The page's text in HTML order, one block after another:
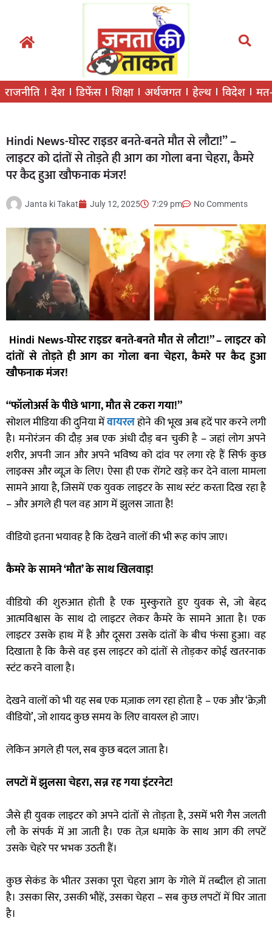
राजनीति देश डिफेंस शिक्षा अर्थजगत हेल्थ विदेश
Hindi News-घोस्ट राइडर बनते-बनते मौत से लौटा!” –
लाइटर को दांतों से तोड़ते ही आग का गोला बना चेहरा, कैमरे
पर कैद हुआ खौफनाक मंजर!
Janta ki Takat July 12, 2025 7:29 pm No Comments
Hindi News-घोस्ट राइडर बनते-बनते मौत से लौटा!” – लाइटर को
दांतों से तोड़ते ही आग का गोला बना चेहरा, कैमरे पर कैद हुआ
खौफनाक मंजर!
“फॉलोअर्स के पीछे भागा, मौत से टकरा गया!”
सोशल मीडिया की दुनिया मेंवायरलहोने की भूख अब हदें पार करने लगी
है। मनोरंजन की दौड़ अब एक अंधी दौड़ बन चुकी है – जहां लोग अपने
शरीर, अपनी जान और अपने भविष्य को दांव पर लगा रहे हैं सिर्फ कुछ
लाइक्स और व्यूज़ के लिए। ऐसा ही एक रोंगटे खड़े कर देने वाला मामला
सामने आया है, जिसमें एक युवक लाइटर के साथ स्टंट करता दिख रहा है
– और अगले ही पल वह आग में झुलस जाता है!
वीडियो इतना भयावह है कि देखने वालों की भी रूह कांप जाए।
कैमरे के सामने ‘मौत’ के साथ खिलवाड़!
वीडियो की शुरुआत होती है एक मुस्कुराते हुए युवक से, जो बेहद
आत्मविश्वास के साथ दो लाइटर लेकर कैमरे के सामने आता है। एक
लाइटर उसके हाथ में है और दूसरा उसके दांतों के बीच फंसा हुआ। वह
दिखाता है कि कैसे वह इस लाइटर को दांतों से तोड़कर कोई खतरनाक
स्टंट करने वाला है।
देखने वालों को भी यह सब एक मज़ाक लग रहा होता है – एक और ‘क्रेज़ी
वीडियो’, जो शायद कुछ समय के लिए वायरल हो जाए।
लेकिन अगले ही पल, सब कुछ बदल जाता है।
लपटों में झुलसा चेहरा, सन्न रह गया इंटरनेट!
जैसे ही युवक लाइटर को अपने दांतों से तोड़ता है, उसमें भरी गैस जलती
लौ के संपर्क में आ जाती है। एक तेज़ धमाके के साथ आग की लपटें
उसके चेहरे पर भभक उठती हैं।
कुछ सेकंड के भीतर उसका पूरा चेहरा आग के गोले में तब्दील हो जाता
है। उसका सिर, उसकी भौहें, उसका चेहरा – सब कुछ लपटों में घिर जाता
है।